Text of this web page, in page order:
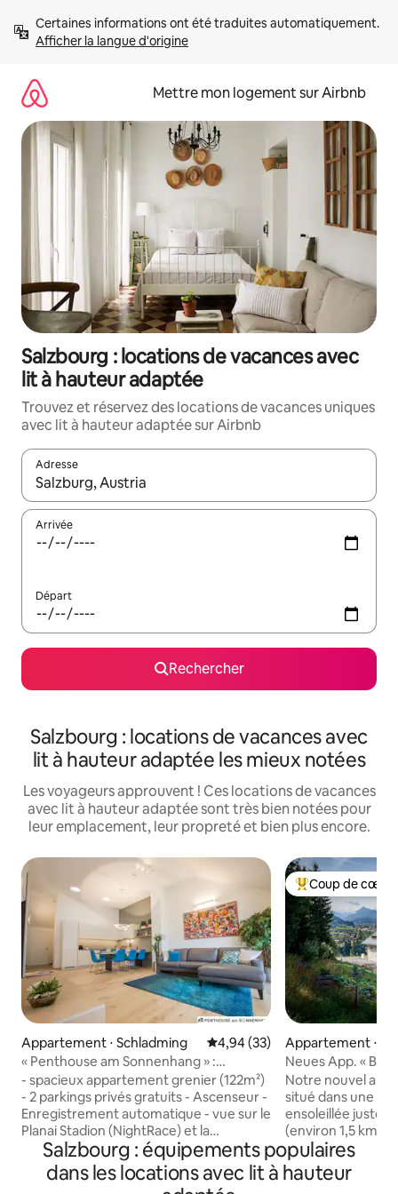
directement
Afficher la langue d'origine
Mettre mon logement sur Airbnb
Salzbourg : locations de vacances avec
lit à hauteur adaptée
Trouvez et réservez des locations de vacances uniques
avec lit à hauteur adaptée sur Airbnb
Adresse
Lorsque les résultats s'affichent, utilisez les flèches vers le
Arrivée
Départ
Rechercher
Salzbourg : locations de vacances avec
lit à hauteur adaptée les mieux notées
Les voyageurs approuvent ! Ces locations de vacances
avec lit à hauteur adaptée sont très bien notées pour
leur emplacement, leur propreté et bien plus encore.
Appartement ⋅ Schladming Évaluation moyenne sur la
4,94 (33)
« Penthouse am Sonnenhang » :
équipement exclusif
- spacieux appartement grenier (122m²)
- 2 parkings privés gratuits - Ascenseur -
Enregistrement automatique - vue sur le
Planai Stadion (NightRace) et la
montagne Panorma - cuisine
généreusement équipée Occupation de
l'appartement: - généralement pour 6 à
Coups de cœur
Coup de cœur
Appartement ⋅
Neues App. «
Amadé
Notre nouvel
situé dans une
ensoleillée juste
(environ 1,5 km
Salzburger
L'appartement
(environ 42 m²)
Salzbourg : équipements populaires
dans les locations avec lit à hauteur